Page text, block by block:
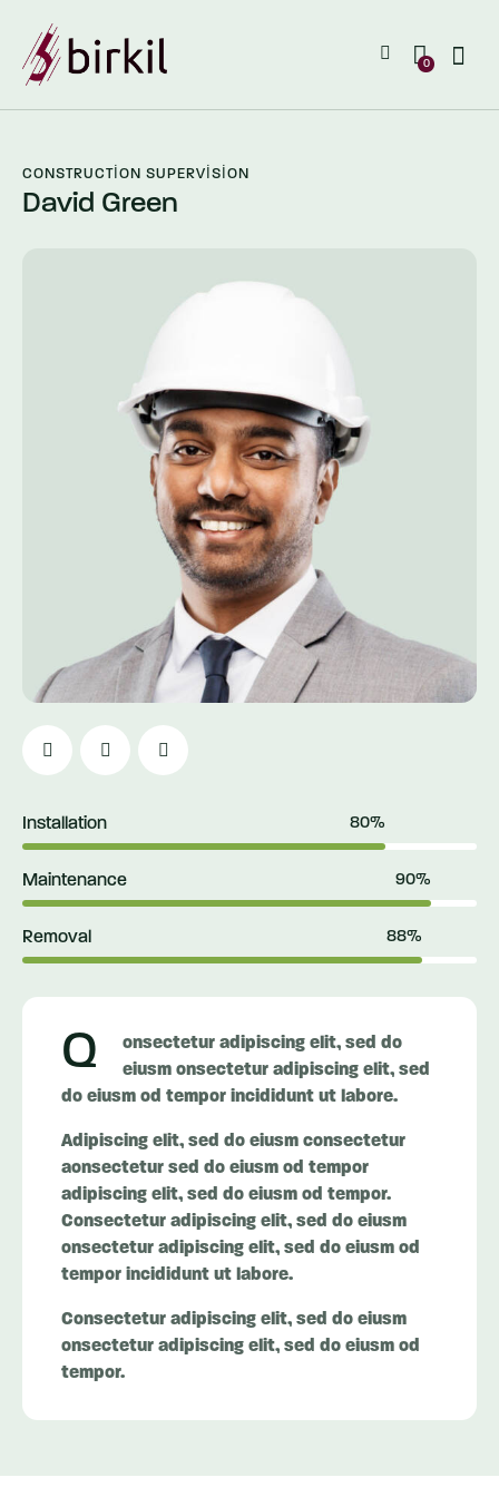
0
CONSTRUCTION SUPERVISION
David Green
Installation 80%
Maintenance 90%
Removal 88%
Q
onsectetur adipiscing elit, sed do
eiusm onsectetur adipiscing elit, sed
do eiusm od tempor incididunt ut labore.
Adipiscing elit, sed do eiusm consectetur
aonsectetur sed do eiusm od tempor
adipiscing elit, sed do eiusm od tempor.
Consectetur adipiscing elit, sed do eiusm
onsectetur adipiscing elit, sed do eiusm od
tempor incididunt ut labore.
Consectetur adipiscing elit, sed do eiusm
onsectetur adipiscing elit, sed do eiusm od
tempor.